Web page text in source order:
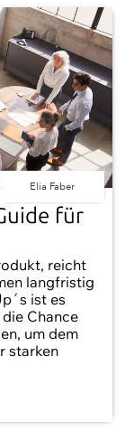
Elia Faber
für
reicht
langfristig
ist es
Chance
um dem
starken